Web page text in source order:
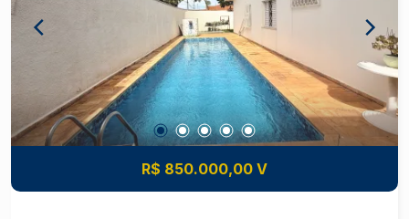
Um imóvel funcional, com excelente base
construtiva, pronto para receber os acabamentos
e tecnologias conforme o seu projeto. Aceita
financiamento e FGTS. Estuda parcelamento
R$ 850.000,00 V